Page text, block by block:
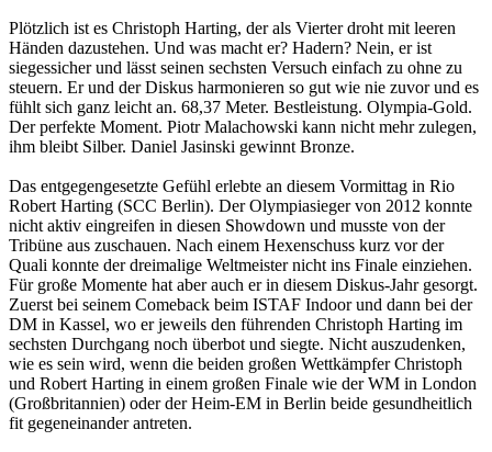
Plötzlich ist es Christoph Harting, der als Vierter droht mit leeren
Händen dazustehen. Und was macht er? Hadern? Nein, er ist
siegessicher und lässt seinen sechsten Versuch einfach zu ohne zu
steuern. Er und der Diskus harmonieren so gut wie nie zuvor und es
fühlt sich ganz leicht an. 68,37 Meter. Bestleistung. Olympia-Gold.
Der perfekte Moment. Piotr Malachowski kann nicht mehr zulegen,
ihm bleibt Silber. Daniel Jasinski gewinnt Bronze.
Das entgegengesetzte Gefühl erlebte an diesem Vormittag in Rio
Robert Harting (SCC Berlin). Der Olympiasieger von 2012 konnte
nicht aktiv eingreifen in diesen Showdown und musste von der
Tribüne aus zuschauen. Nach einem Hexenschuss kurz vor der
Quali konnte der dreimalige Weltmeister nicht ins Finale einziehen.
Für große Momente hat aber auch er in diesem Diskus-Jahr gesorgt.
Zuerst bei seinem Comeback beim ISTAF Indoor und dann bei der
DM in Kassel, wo er jeweils den führenden Christoph Harting im
sechsten Durchgang noch überbot und siegte. Nicht auszudenken,
wie es sein wird, wenn die beiden großen Wettkämpfer Christoph
und Robert Harting in einem großen Finale wie der WM in London
(Großbritannien) oder der Heim-EM in Berlin beide gesundheitlich
fit gegeneinander antreten.